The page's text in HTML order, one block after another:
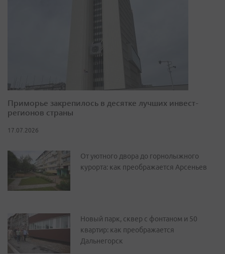
Приморье закрепилось в десятке лучших инвест-
регионов страны
17.07.2026
От уютного двора до горнолыжного
курорта: как преображается Арсеньев
Новый парк, сквер с фонтаном и 50
квартир: как преображается
Дальнегорск